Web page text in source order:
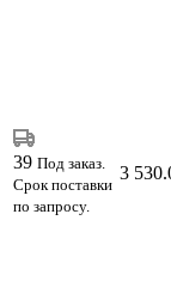
39 Под заказ.
Срок поставки
по запросу.
3